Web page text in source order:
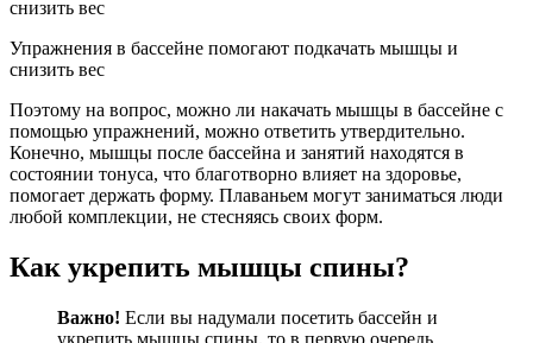
Упражнения в бассейне помогают подкачать мышцы и
снизить вес
Поэтому на вопрос, можно ли накачать мышцы в бассейне с
помощью упражнений, можно ответить утвердительно.
Конечно, мышцы после бассейна и занятий находятся в
состоянии тонуса, что благотворно влияет на здоровье,
помогает держать форму. Плаваньем могут заниматься люди
любой комплекции, не стесняясь своих форм.
Как укрепить мышцы спины?
Важно! Если вы надумали посетить бассейн и
укрепить мышцы спины, то в первую очередь